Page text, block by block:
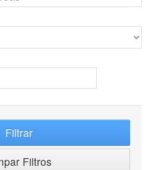
Filtrar
Filtros